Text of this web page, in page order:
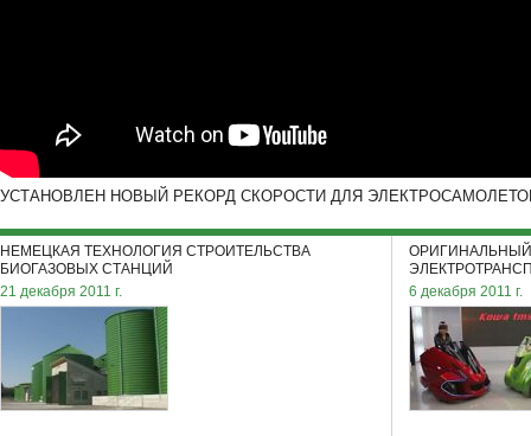
УСТАНОВЛЕН НОВЫЙ РЕКОРД СКОРОСТИ ДЛЯ
НЕМЕЦКАЯ ТЕХНОЛОГИЯ СТРОИТЕЛЬСТВА
БИОГАЗОВЫХ СТАНЦИЙ
21 декабря 2011 г.
6 декабря 2011 г.